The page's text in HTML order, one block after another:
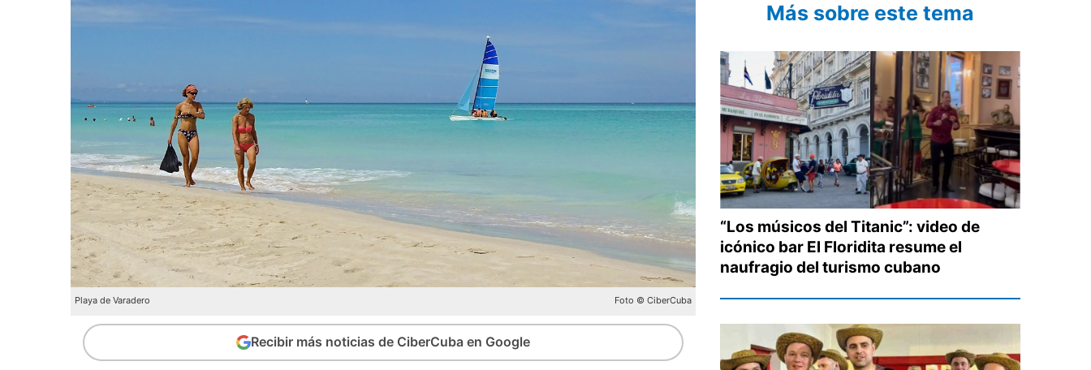
Playa de Varadero Foto © CiberCuba
Recibir más noticias de CiberCuba en Google
Más sobre este tema
“Los músicos del Titanic”: video de
icónico bar El Floridita resume el
naufragio del turismo cubano